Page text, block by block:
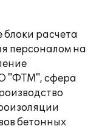
расчета
персоналом на
"ФТМ", сфера
бетонных